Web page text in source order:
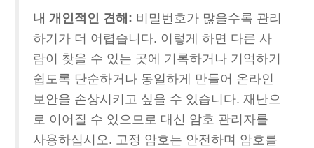
내 개인적인 견해: 비밀번호가 많을수록 관리
하기가 더 어렵습니다. 이렇게 하면 다른 사
람이 찾을 수 있는 곳에 기록하거나 기억하기
쉽도록 단순하거나 동일하게 만들어 온라인
보안을 손상시키고 싶을 수 있습니다. 재난으
로 이어질 수 있으므로 대신 암호 관리자를
사용하십시오. 고정 암호는 안전하며 암호를